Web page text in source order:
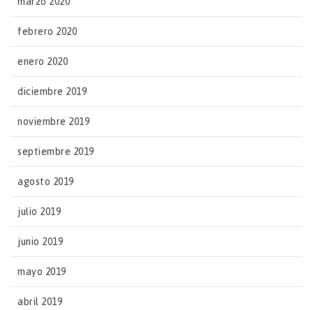
febrero 2020
enero 2020
diciembre 2019
noviembre 2019
septiembre 2019
agosto 2019
julio 2019
junio 2019
mayo 2019
abril 2019